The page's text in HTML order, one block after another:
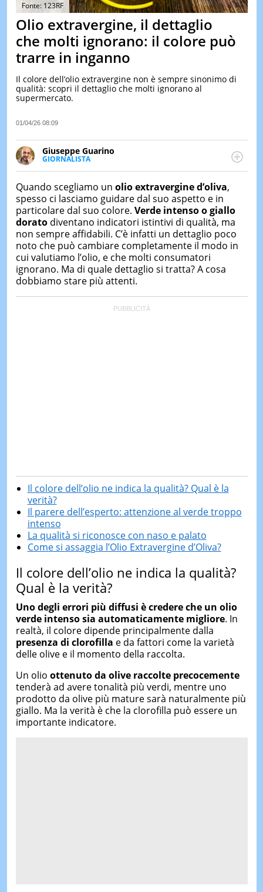
&
TEST
DI
IERI
Fonte: 123RF
Olio extravergine, il dettaglio
che molti ignorano: il colore può
trarre in inganno
Il colore dell’olio extravergine non è sempre sinonimo di
qualità: scopri il dettaglio che molti ignorano al
supermercato.
01/04/26 08:09
Giuseppe Guarino
GIORNALISTA
Ph(D) in Diritto Comparato e processi di
particolare sulla Storia contemporanea di America
Latina e Spagna. Collabora con numerose testate ed
è presidente dell'Associazione Culturale "La
Biblioteca del Sannio".
Quando scegliamo un olio extravergine d’oliva,
spesso ci lasciamo guidare dal suo aspetto e in
particolare dal suo colore. Verde intenso o giallo
dorato diventano indicatori istintivi di qualità, ma
non sempre affidabili. C’è infatti un dettaglio poco
noto che può cambiare completamente il modo in
cui valutiamo l’olio, e che molti consumatori
ignorano. Ma di quale dettaglio si tratta? A cosa
dobbiamo stare più attenti.
Il colore dell’olio ne indica la qualità? Qual è la
verità?
Il parere dell’esperto: attenzione al verde troppo
intenso
La qualità si riconosce con naso e palato
Come si assaggia l’Olio Extravergine d’Oliva?
Il colore dell’olio ne indica la qualità?
Qual è la verità?
Uno degli errori più diffusi è credere che un olio
verde intenso sia automaticamente migliore. In
realtà, il colore dipende principalmente dalla
presenza di clorofilla e da fattori come la varietà
delle olive e il momento della raccolta.
Un olio ottenuto da olive raccolte precocemente
tenderà ad avere tonalità più verdi, mentre uno
prodotto da olive più mature sarà naturalmente più
giallo. Ma la verità è che la clorofilla può essere un
importante indicatore.